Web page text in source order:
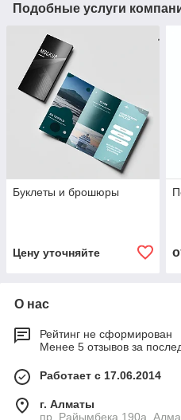
Подобные услуги
Буклеты и брошюры
Цену уточняйте
О нас
Рейтинг не сформирован
Менее 5 отзывов за
Работает с 17.06.2014
г. Алматы
пр. Райымбека 190а,